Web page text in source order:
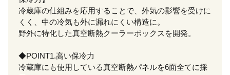
冷蔵庫の仕組みを応用することで、外気の影響を受けに
くく、中の冷気も外に漏れにくい構造に。
野外に特化した真空断熱クーラーボックスを開発。
◆POINT1.高い保冷力
冷蔵庫にも使用している真空断熱パネルを6面全てに採